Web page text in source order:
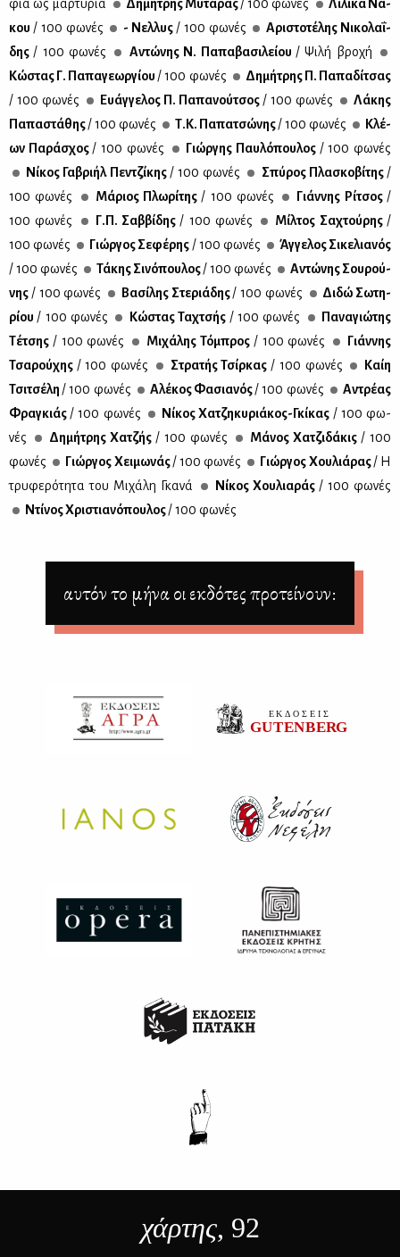
φία ως μαρ­τυ­ρία
Δη­μή­τρης Μυ­τα­ράς/ 100 φω­νές
Λι­λί­κα Νά­
κου / 100 φω­νές - Νελ­λυς / 100 φω­νές
Αρι­στο­τέ­λης Νι­κο­λα­ΐ­
δης / 100 φω­νές Αντώ­νης Ν. Πα­πα­βα­σι­λεί­ου / Ψι­λή βρο­χή
Κώ­στας Γ. Πα­πα­γε­ωρ­γί­ου / 100 φω­νές
Δη­μή­τρης Π. Πα­πα­δί­τσας
/ 100 φω­νές
Ευάγ­γε­λος Π. Πα­πα­νού­τσος / 100 φω­νές
Λά­κης
Πα­πα­στά­θης/ 100 φω­νές Τ.Κ. Πα­πα­τσώ­νης/ 100 φω­νές
Κλέ­
ων Πα­ρά­σχος / 100 φω­νές Γιώρ­γης Παυ­λό­που­λος / 100 φω­νές
Νί­κος Γα­βρι­ήλ Πεν­τζί­κης / 100 φω­νές Σπύ­ρος Πλα­σκο­βί­της /
100 φω­νές
Μά­ριος Πλω­ρί­της / 100 φω­νές Γιάν­νης Ρί­τσος /
100 φω­νές
Γ.Π. Σαβ­βί­δης / 100 φω­νές Μίλ­τος Σα­χτού­ρης /
100 φω­νές
Γιώρ­γος Σε­φέ­ρης / 100 φω­νές
Άγ­γε­λος Σι­κε­λια­νός
/ 100 φω­νές
Τά­κης Σι­νό­που­λος/ 100 φω­νές
Αντώ­νης Σου­ρού­
νης / 100 φω­νές Βα­σί­λης Στε­ριά­δης/ 100 φω­νές
Δι­δώ Σω­τη­
ρί­ου / 100 φω­νές Κώ­στας Τα­χτσής / 100 φω­νές
Πα­να­γιώ­της
Τέ­τσης / 100 φω­νές Μι­χά­λης Τό­μπρος / 100 φω­νές
Γιάν­νης
Τσα­ρού­χης / 100 φω­νές Στρα­τής Τσίρ­κας / 100 φω­νές
Καίη
Τσι­τσέ­λη / 100 φω­νές Αλέ­κος Φα­σια­νός/ 100 φω­νές
Αντρέ­ας
Φρα­γκιάς / 100 φω­νές Νί­κος Χα­τζη­κυ­ριά­κος-Γκί­κας / 100 φω­
νές
Δη­μή­τρης Χα­τζής / 100 φω­νές Μά­νος Χα­τζι­δά­κις / 100
φω­νές
Γιώρ­γος Χει­μω­νάς/ 100 φω­νές Γιώρ­γος Χου­λιά­ρας/ Η
τρυ­φε­ρό­τη­τα του Μι­χά­λη Γκα­νά
Νί­κος Χου­λια­ράς / 100 φω­νές
Ντί­νος Χρι­στια­νό­που­λος/ 100 φω­νές
αυτόν το μήνα οι εκδότες προτείνουν:
χάρτης, 92